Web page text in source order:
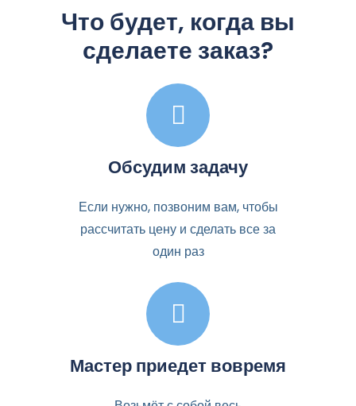
Что будет, когда вы
сделаете заказ?
Обсудим задачу
Если нужно, позвоним вам, чтобы
рассчитать цену и сделать все за
один раз
Мастер приедет вовремя